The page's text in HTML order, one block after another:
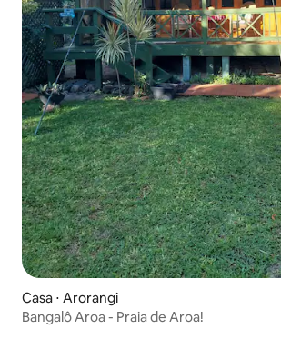
Casa ⋅ Arorangi
Bangalô Aroa - Praia de Aroa!